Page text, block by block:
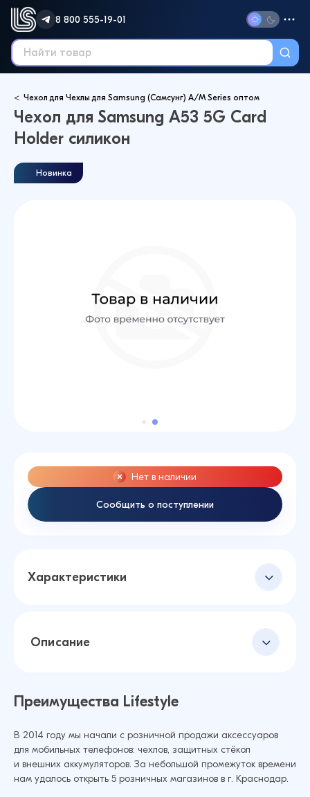
8 800 555-19-01
Чехол для Чехлы для Samsung (Самсунг) A/M Series оптом
Чехол для Samsung A53 5G Card
Holder силикон
Новинка
Характеристики
Нет в наличии
Сообщить о поступлении
Описание
Преимущества Lifestyle
В 2014 году мы начали с розничной продажи аксессуаров
для мобильных телефонов: чехлов, защитных стёкол
и внешних аккумуляторов. За небольшой промежуток времени
нам удалось открыть 5 розничных магазинов в г. Краснодар.